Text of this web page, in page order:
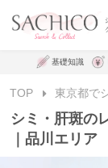
基礎知識
TOP 東京都で
シミ・肝斑の
｜品川エリア